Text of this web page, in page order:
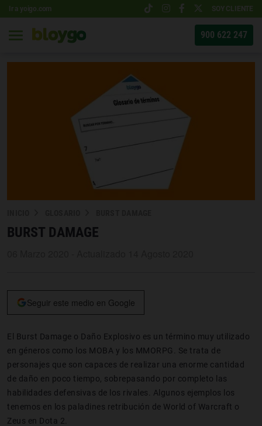
Ir a yoigo.com SOY CLIENTE
900 622 247
BURST DAMAGE
Seguir este medio en Google
El Burst Damage o Daño Explosivo es un término muy utilizado
en géneros como los MOBA y los MMORPG. Se trata de
personajes que son capaces de realizar una enorme cantidad
de daño en poco tiempo, sobrepasando por completo las
habilidades defensivas de los rivales. Algunos ejemplos los
tenemos en los paladines retribución de World of Warcraft o
Zeus en Dota 2.